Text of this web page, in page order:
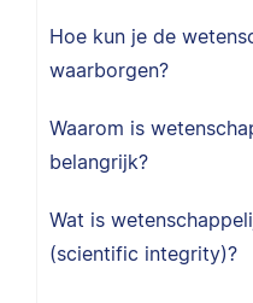
Hoe kun je de
waarborgen?
Waarom is
belangrijk?
Wat is
(scientific integrity)?